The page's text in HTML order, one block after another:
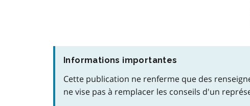
Informations importantes
Cette publication ne renferme que des
ne vise pas à remplacer les conseils d'un